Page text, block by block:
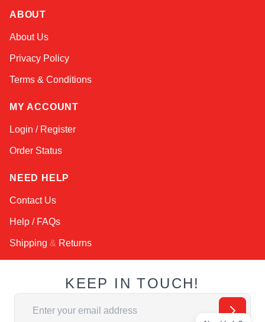
ABOUT
About Us
Privacy Policy
Terms & Conditions
MY ACCOUNT
Login / Register
Order Status
NEED HELP
Contact Us
Help / FAQs
Shipping & Returns
KEEP IN TOUCH!
Email Address